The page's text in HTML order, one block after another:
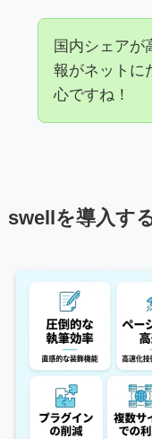
国内シェアが
報がネットに
心ですね！
swellを導入す